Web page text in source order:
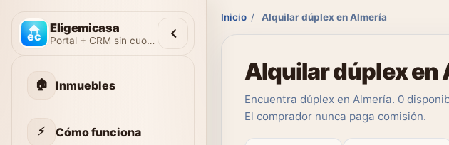
Eligemicasa
Portal + CRM sin cuotas
🏠 Inmuebles
⚡ Cómo funciona
Inicio / Alquilar dúplex en Almería
Alquilar dúplex en
Encuentra dúplex en Almería. 0
El comprador nunca paga comisión.